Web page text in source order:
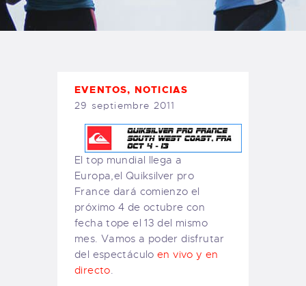
TIENDA FAMILY SURFERS
WEBCAM SALINAS
EVENTOS, NOTICIAS
29 septiembre 2011
El top mundial llega a
Europa,el Quiksilver pro
France dará comienzo el
próximo 4 de octubre con
fecha tope el 13 del mismo
mes. Vamos a poder disfrutar
del espectáculoen vivo y en
directo.